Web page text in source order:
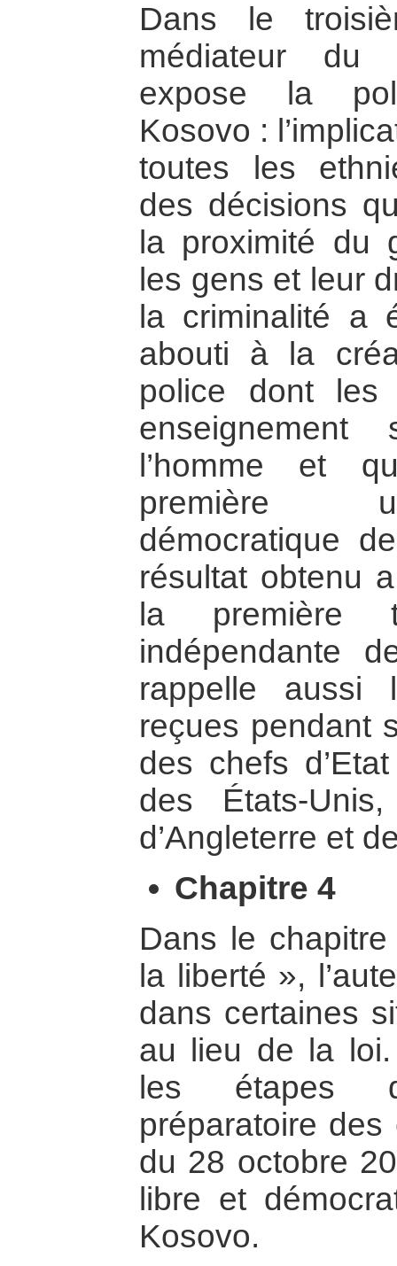
Dans le
médiateur du
expose la
Kosovo :
toutes les
des décisions
la proximité du
les gens et leur
la criminalité a
abouti à la
police dont
l’homme et
première
démocratique
résultat obtenu
la première
indépendante
rappelle aussi
reçues pendant
des chefs
des États-Unis,
d’Angleterre et
Chapitre 4
Dans le chapitre
la liberté »,
dans certaines
au lieu de la
les étapes
préparatoire
du 28 octobre
libre et
Kosovo.